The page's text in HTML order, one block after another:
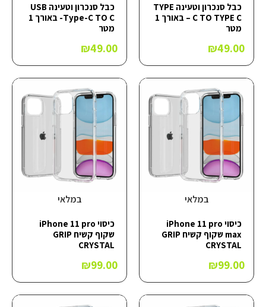
כבל סנכרון וטעינה TYPE
C TO TYPE C – באורך 1
מטר
₪49.00
כבל סנכרון וטעינה USB
Type-C TO C- באורך 1
מטר
₪49.00
במלאי
כיסוי iPhone 11 pro
max שקוף קשיח GRIP
CRYSTAL
₪99.00
במלאי
כיסוי iPhone 11 pro
שקוף קשיח GRIP
CRYSTAL
₪99.00